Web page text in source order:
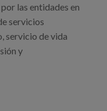
las entidades en
servicios
servicio de vida
y